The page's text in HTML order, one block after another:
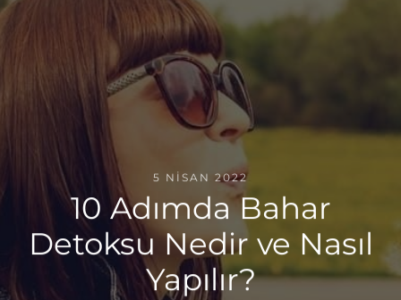
5 NISAN 2022
10 Adımda Bahar
Detoksu Nedir ve Nasıl
Yapılır?